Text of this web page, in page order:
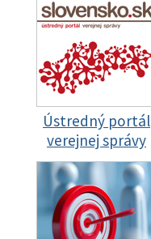
Ústredný portál
verejnej správy